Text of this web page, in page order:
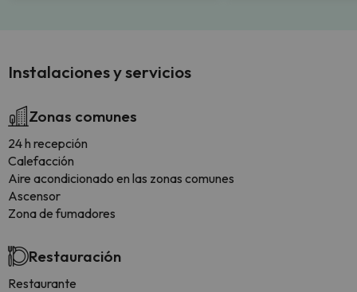
Instalaciones y servicios
Zonas comunes
24 h recepción
Calefacción
Aire acondicionado en las zonas comunes
Ascensor
Zona de fumadores
Restauración
Restaurante